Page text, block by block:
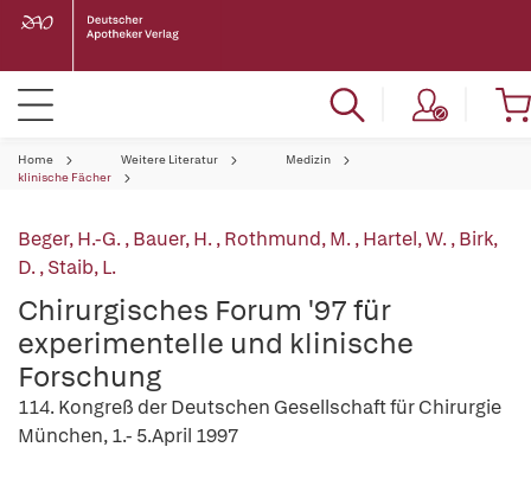
Home Weitere Literatur
Medizin
klinische Fächer
Beger, H.-G.,Bauer, H.,Rothmund, M.,Hartel, W.,Birk,
D.,Staib, L.
Chirurgisches Forum '97 für
experimentelle und klinische
Forschung
114. Kongreß der Deutschen Gesellschaft für Chirurgie
München, 1.- 5.April 1997